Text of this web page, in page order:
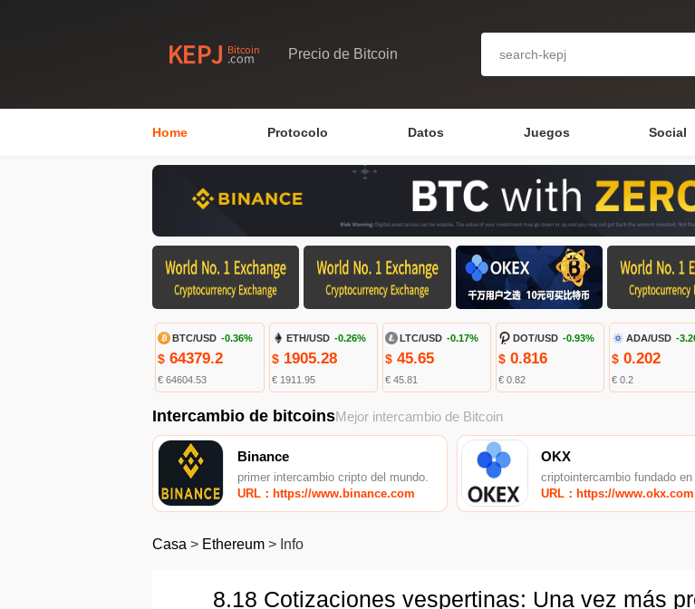
Precio de Bitcoin
Home Protocolo Datos Juegos Social
BTC/USD -0.36%
$ 64379.2
€ 64604.53
ETH/USD -0.26%
$1905.28
€ 1911.95
LTC/USD -0.17%
$45.65
€ 45.81
DOT/USD -0.93%
$0.816
€ 0.82
ADA/USD -
$0.202
€ 0.2
Intercambio de bitcoinsMejor intercambio de Bitcoin
Binance
primer intercambio cripto del mundo.
URL：https://www.binance.com
OKX
criptointercambio fundado en
URL：https://www.okx.com
Casa > Ethereum > Info
8.18 Cotizaciones vespertinas: Una vez más